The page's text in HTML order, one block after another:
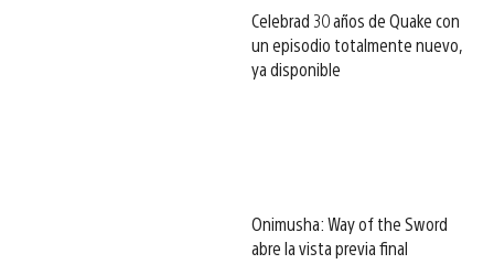
Celebrad 30 años de Quake con
un episodio totalmente nuevo,
ya disponible
Onimusha: Way of the Sword
abre la vista previa final